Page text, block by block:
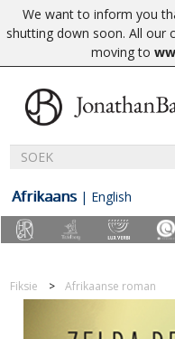
We want to inform you
shutting down soon. All our
moving to
Afrikaans | English
Fiksie Afrikaanse roman